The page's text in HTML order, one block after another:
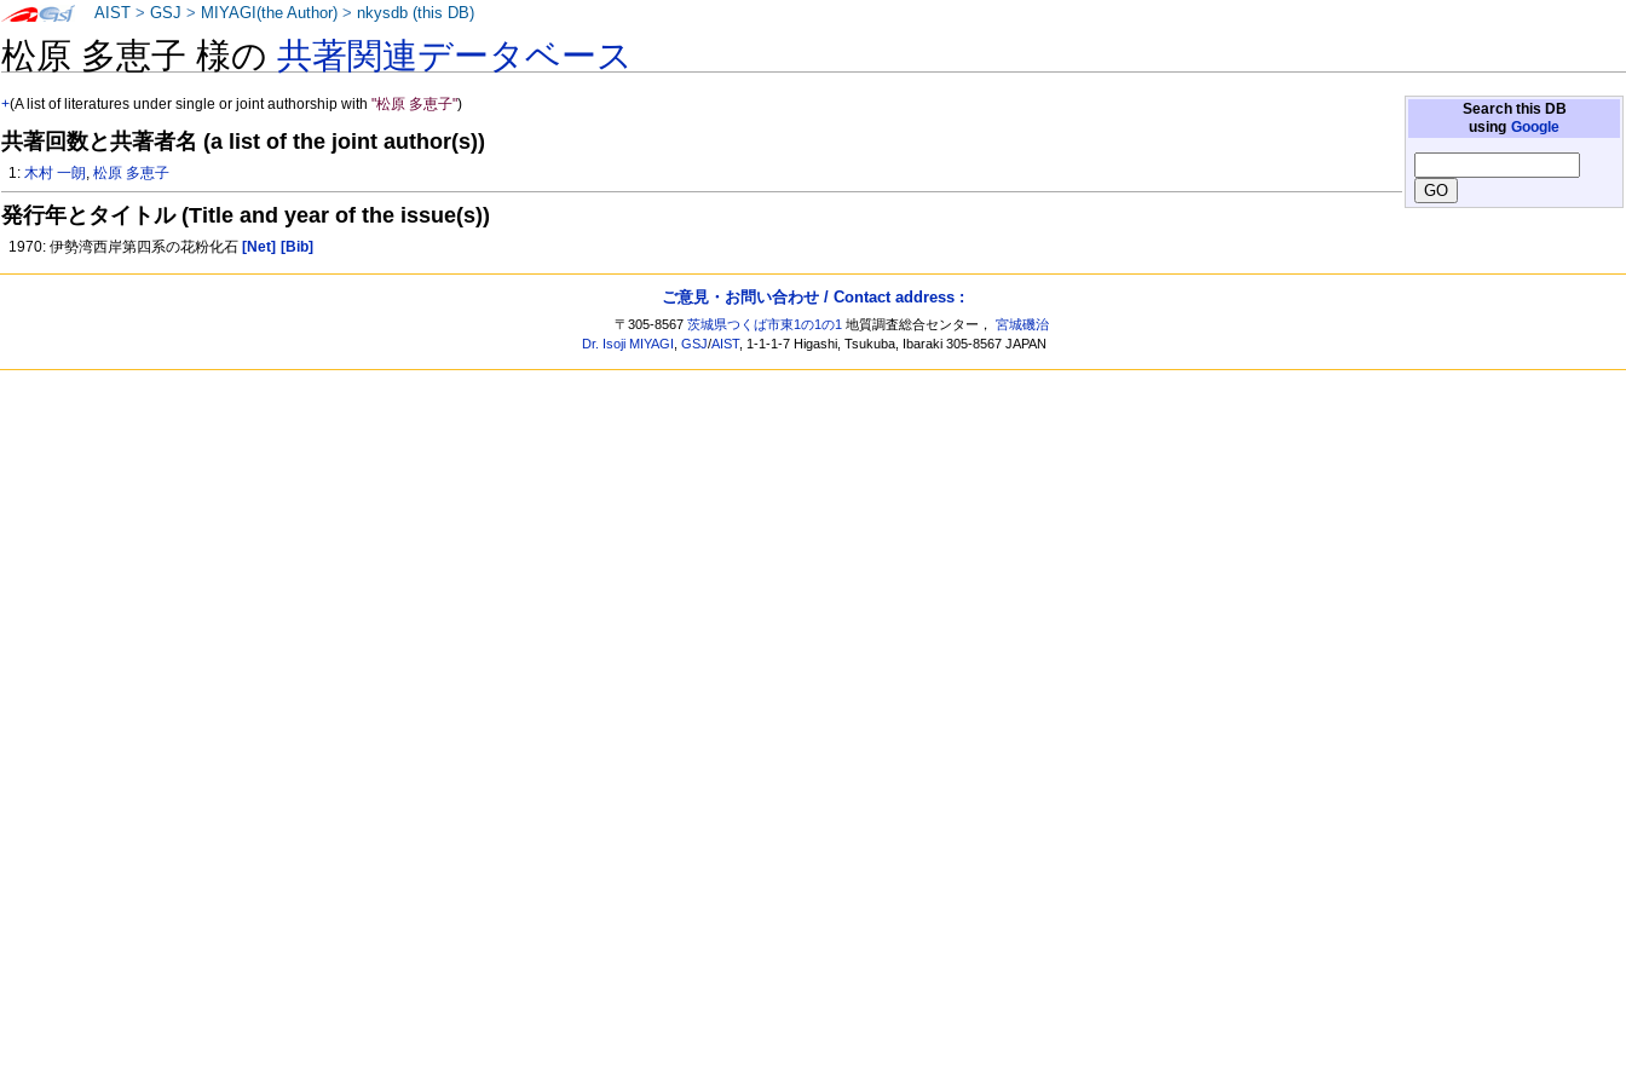
松原 多恵子 様の共著関連データベース
Search this DB
using Google
+(A list of literatures under single or joint authorship with"松原 多恵子")
共著回数と共著者名 (a list of the joint author(s))
1:木村 一朗,松原 多恵子
発行年とタイトル (Title and year of the issue(s))
1970: 伊勢湾西岸第四系の花粉化石 [Net] [Bib]
AIST >GSJ > MIYAGI(the Author) >nkysdb (this DB)
ご意見・お問い合わせ / Contact address :
〒305-8567茨城県つくば市東1の1の1 地質調査総合センター，宮城磯治
Dr. Isoji MIYAGI ,GSJ/AIST, 1-1-1-7 Higashi, Tsukuba, Ibaraki 305-8567 JAPAN